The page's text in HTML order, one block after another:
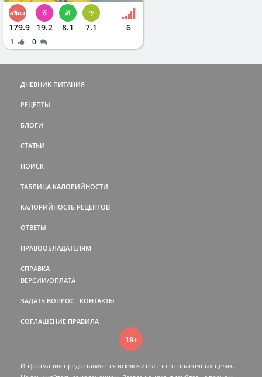
179.9 19.2 8.1 7.1 6
1 0
ДНЕВНИК ПИТАНИЯ
РЕЦЕПТЫ
БЛОГИ
СТАТЬИ
ПОИСК
ТАБЛИЦА КАЛОРИЙНОСТИ
КАЛОРИЙНОСТЬ РЕЦЕПТОВ
ОТВЕТЫ
ПРАВООБЛАДАТЕЛЯМ
СПРАВКА
ВЕРСИИ/ОПЛАТА
ЗАДАТЬ ВОПРОС КОНТАКТЫ
СОГЛАШЕНИЕ ПРАВИЛА
18+
Информация предоставляется исключительно в справочных целях.